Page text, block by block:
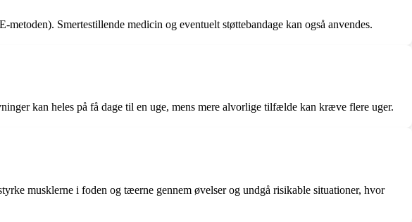
Smertestillende medicin og eventuelt støttebandage kan også anvendes.
kan heles på få dage til en uge, mens mere alvorlige tilfælde kan kræve flere uger.
musklerne i foden og tæerne gennem øvelser og undgå risikable situationer, hvor